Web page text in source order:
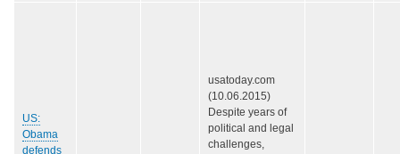
US:
Obama
defends
usatoday.com
(10.06.2015)
Despite years of
political and legal
challenges,